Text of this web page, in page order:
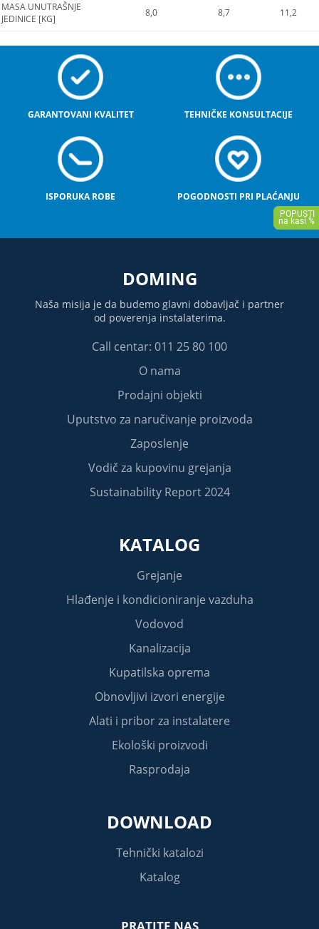
MASA UNUTRAŠNJE
JEDINICE [KG]
8,0 8,7 11,2
GARANTOVANI KVALITET TEHNIČKE KONSULTACIJE
ISPORUKA ROBE POGODNOSTI PRI PLAĆANJU
DOMING
Naša misija je da budemo glavni dobavljač i partner
od poverenja instalaterima.
Call centar: 011 25 80 100
O nama
Prodajni objekti
Uputstvo za naručivanje proizvoda
Zaposlenje
Vodič za kupovinu grejanja
Sustainability Report 2024
KATALOG
Grejanje
Hlađenje i kondicioniranje vazduha
Vodovod
Kanalizacija
Kupatilska oprema
Obnovljivi izvori energije
Alati i pribor za instalatere
Ekološki proizvodi
Rasprodaja
DOWNLOAD
Tehnički katalozi
Katalog